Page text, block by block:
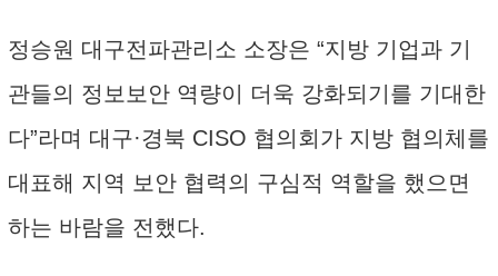
정승원 대구전파관리소 소장은 “지방 기업과 기
관들의 정보보안 역량이 더욱 강화되기를 기대한
다”라며 대구·경북 CISO 협의회가 지방 협의체를
대표해 지역 보안 협력의 구심적 역할을 했으면
하는 바람을 전했다.